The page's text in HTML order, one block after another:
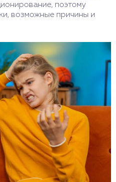
поэтому
возможные причины и